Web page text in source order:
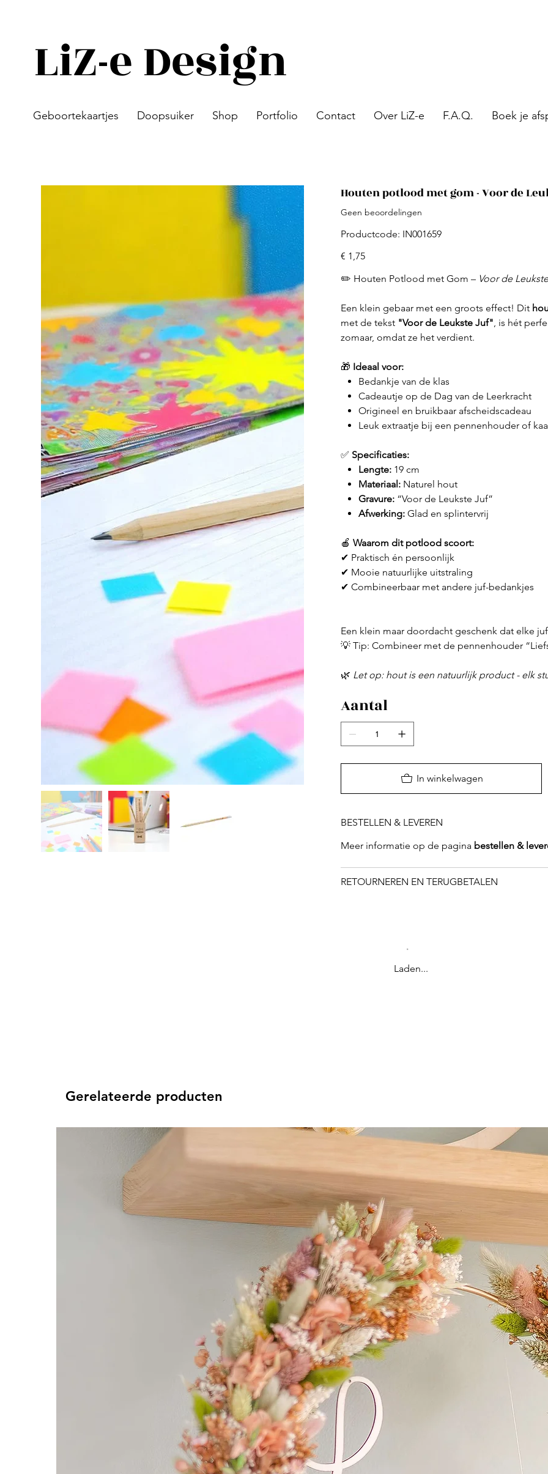
LiZ-e Design
Geboortekaartjes Doopsuiker Shop Portfolio Contact Over LiZ-e F.A.Q. Boek je
Houten potlood met gom - Voor de
Geen beoordelingen
Productcode: Productcode
IN001659
IN001659
Prijs
€ 1,75
✏️ Houten Potlood met Gom – Voor de
Een klein gebaar met een groots effect! Dit
met de tekst "Voor de Leukste Juf", is hét
zomaar, omdat ze het verdient.
🎁 Ideaal voor:
Bedankje van de klas
Cadeautje op de Dag van de Leerkracht
Origineel en bruikbaar afscheidscadeau
Leuk extraatje bij een pennenhouder of
✅ Specificaties:
Lengte:19 cm
Materiaal:Naturel hout
Gravure:“Voor de Leukste Juf”
Afwerking:Glad en splintervrij
🍎 Waarom dit potlood scoort:
✔ Praktisch én persoonlijk
✔ Mooie natuurlijke uitstraling
✔ Combineerbaar met andere juf-bedankjes
Een klein maar doordacht geschenk dat elke
💡 Tip: Combineer met de pennenhouder
🌿 Let op: hout is een natuurlijk product - elk
Aantal
In winkelwagen
BESTELLEN & LEVEREN
Meer informatie op de pagina bestellen &
RETOURNEREN EN TERUGBETALEN
Laden...
Gerelateerde producten